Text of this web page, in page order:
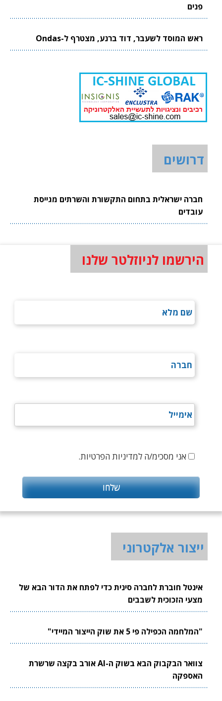
פנים
ראש המוסד לשעבר, דוד ברנע, מצטרף ל-Ondas
דרושים
חברה ישראלית בתחום התקשורת והשרתים מגייסת
עובדים
הירשמו לניוזלטר שלנו
אני מסכימ/ה למדיניות הפרטיות.
ייצור אלקטרוני
אינטל חוברת לחברה סינית כדי לפתח את הדור הבא של
מצעי הזכוכית לשבבים
"המלחמה הכפילה פי 5 את שוק הייצור המיידי"
צוואר הבקבוק הבא בשוק ה-AI אורב בקצה שרשרת
האספקה